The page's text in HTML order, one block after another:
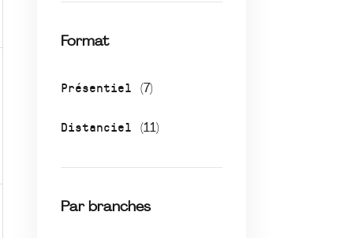
Format
Présentiel (7)
Distanciel (11)
Par branches